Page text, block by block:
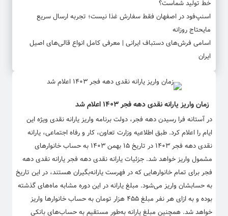
خط تولید شماست؟
اسنپ‌فود در اصفهان فقط سفارش غذا نیست؛ تجربه ارسال سریع
مایحتاج روزانه
اسامی فرش‌های دستباف ایرانی | معرفی کامل انواع قالی‌های اصیل
ایران
زمان واریز یارانه نقدی دهه فجر ۱۴۰۳ اعلام شد
در آستانه فرا رسیدن دهه فجر، دولت برنامه واریز یارانه نقدی ویژه این
ایام را اعلام کرد. طبق اطلاعیه وزارت تعاون، کار و رفاه اجتماعی، یارانه
نقدی دهه فجر ۱۴۰۳ در تاریخ ۱۵ بهمن ۱۴۰۳ به حساب خانوارهای
مشمول واریز خواهد شد. جزئیات یارانه نقدی دهه فجر یارانه نقدی دهه
فجر برای تمام خانوارهایی که در فهرست یارانه‌بگیران هستند، در این تاریخ
به حسابشان واریز می‌شود. مبلغ یارانه در این دوره مشابه ماه‌های گذشته
بوده و به ازای هر نفر مبلغ ۴۵۵ هزار تومان به حساب خانوارها واریز
خواهد شد. همچنین مبلغ یارانه به‌طور مستقیم به حساب‌های بانکی